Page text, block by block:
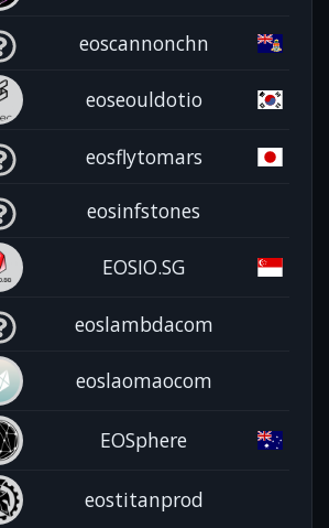
eoscannonchn
eoseouldotio
eosflytomars
eosinfstones
EOSIO.SG
eoslambdacom
eoslaomaocom
EOSphere
eostitanprod